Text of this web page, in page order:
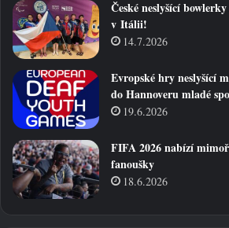
České neslyšící
v Itálii!
14.7.2026
Evropské hry neslyšící
do Hannoveru mladé
19.6.2026
FIFA 2026 nabízí
fanoušky
18.6.2026